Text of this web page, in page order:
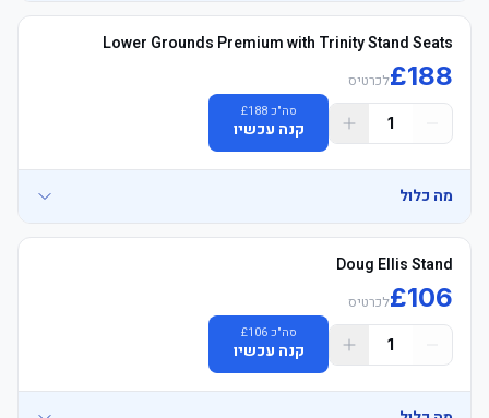
Lower Grounds Premium with Trinity Stand Seats
£188 לכרטיס
1
סה"כ £188
קנה עכשיו
מה כלול
Doug Ellis Stand
£106 לכרטיס
1
סה"כ £106
קנה עכשיו